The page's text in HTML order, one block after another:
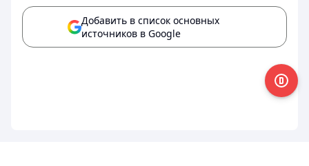
Добавить в список основных
источников в Google